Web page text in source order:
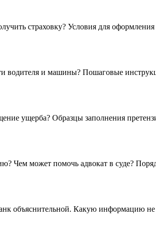
страховку? Условия для
водителя и машины? Пошаговые
ущерба? Образцы заполнения
Чем может помочь адвокат в суде?
объяснительной. Какую информацию не